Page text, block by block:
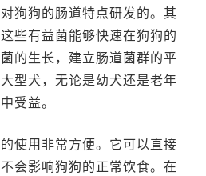
狗狗的肠道特点研发的。其
些有益菌能够快速在狗狗的
的生长，建立肠道菌群的平
型犬，无论是幼犬还是老年
受益。
使用非常方便。它可以直接
会影响狗狗的正常饮食。在